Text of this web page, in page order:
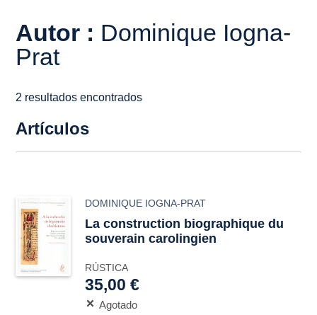
Autor : Dominique Iogna-
Prat
2 resultados encontrados
Artículos
DOMINIQUE IOGNA-PRAT
La construction biographique du
souverain carolingien
RÚSTICA
35,00 €
Agotado